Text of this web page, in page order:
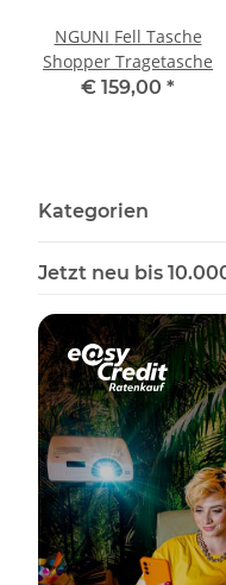
NGUNI Fell Tasche
Shopper Tragetasche
€ 159,00 *
Kategorien
Jetzt neu bis